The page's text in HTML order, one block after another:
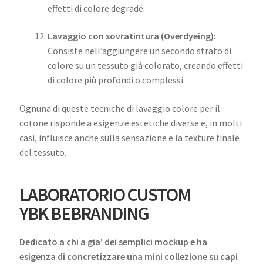
effetti di colore degradé.
Lavaggio con sovratintura (Overdyeing):
Consiste nell’aggiungere un secondo strato di
colore su un tessuto già colorato, creando effetti
di colore più profondi o complessi.
Ognuna di queste tecniche di lavaggio colore per il
cotone risponde a esigenze estetiche diverse e, in molti
casi, influisce anche sulla sensazione e la texture finale
del tessuto.
LABORATORIO CUSTOM
YBK BEBRANDING
Dedicato a chi a gia’ dei semplici mockup e ha
esigenza di concretizzare una mini collezione su capi